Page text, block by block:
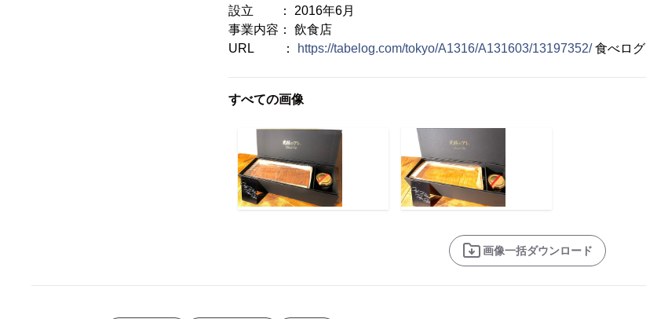
設立 ： 2016年6月
事業内容： 飲食店
URL ：
https://tabelog.com/tokyo/A1316/A131603/13197352/食べログ
すべての画像
画像一括ダウンロード